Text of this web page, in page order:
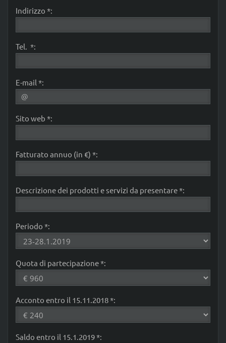
Indirizzo *:
Tel. *:
E-mail *:
Sito web *:
Fatturato annuo (in €) *:
Descrizione dei prodotti e servizi da presentare *:
Periodo *:
Quota di partecipazione *:
Acconto entro il 15.11.2018 *:
Saldo entro il 15.1.2019 *: